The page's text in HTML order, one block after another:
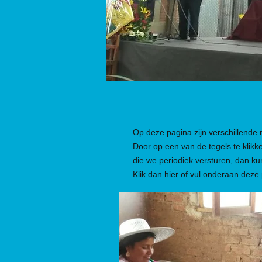
Op deze pagina zijn verschillende
Door op een van de tegels te
die we periodiek versturen, dan
Klik dan hier of vul onderaan